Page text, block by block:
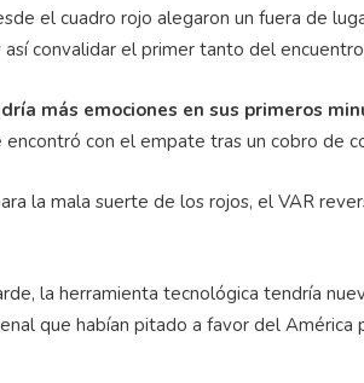
el cuadro rojo alegaron un fuera de
así convalidar el primer tanto del
más emociones en sus primeros
encontró con el empate tras un cobro de
la mala suerte de los rojos, el VAR
la herramienta tecnológica tendría
que habían pitado a favor del